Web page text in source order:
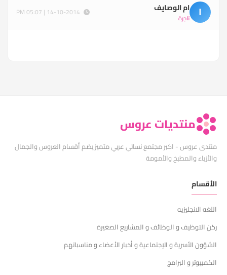
ا ام الوصايف
تاجرة
منتديات عروس
منتدى عروس - اكبر مجتمع نسائي عربي متميز يضم أقسام العروس والجمال
والأزياء والمطبخ والأمومة
الأقسام
اللغه الانجليزيه
ركن التوظيف و الوظائف و المشاريع الصغيرة
الشؤون الأسرية و الإجتماعية و أخبار الأعضاء و مناسباتهم
الكمبيوتر و البرامج